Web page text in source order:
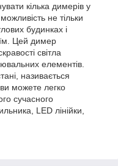
кілька димерів у
не тільки
будинках і
їм. Цей димер
світла
елементів.
називається
можете легко
сучасного
LED лінійки,